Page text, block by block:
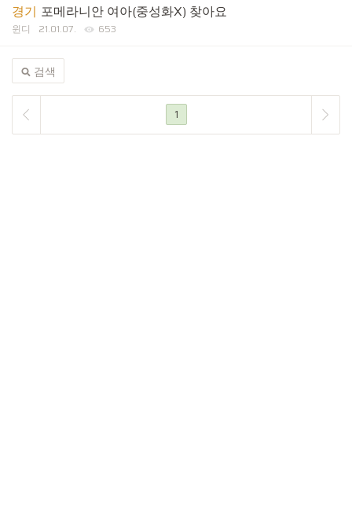
경기 포메라니안 여아(중성화X) 찾아요
윈디 21.01.07. 653
검색
1